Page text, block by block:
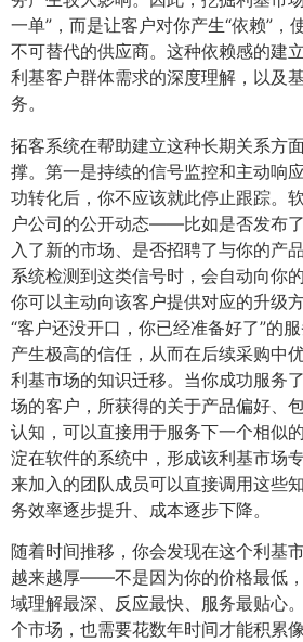
一单”，而是让客户对你产生“依赖”，
不可替代的供应商。这种依赖感的建
利基客户群体需求的深度理解，以及
务。
拓客系统在帮助建立这种长期关系方
撑。第一是持续的信号监控和主动响
功转化后，你不应该就此停止跟踪。
户公司的公开动态——比如是否发布
入了新的市场、是否招聘了与你的产
系统检测到这类信号时，会自动向你
你可以主动向该客户提供对应的升级
“客户还没开口，你已经准备好了”的
产生极高的信任，从而在后续采购中
利基市场的知识迁移。当你成功服务
场的客户，所获得的关于产品偏好、
认知，可以直接用于服务下一个相似
淀在软件的系统中，形成该利基市场
来加入的团队成员可以直接调用这些
务效率逐步提升、成本逐步下降。
随着时间推移，你会发现在这个利基
越来越厚——不是因为你的价格最低
域理解最深、反应最快、服务最贴心
个市场，也需要花数年时间才能积累